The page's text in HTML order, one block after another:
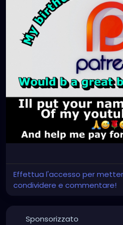
Effettua l'accesso per
condividere e commentare!
Sponsorizzato